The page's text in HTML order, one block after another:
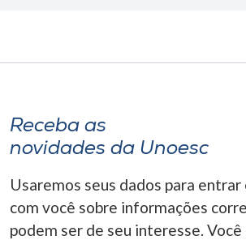
Receba as
novidades da Unoesc
Usaremos seus dados para
com você sobre informações
podem ser de seu interesse.